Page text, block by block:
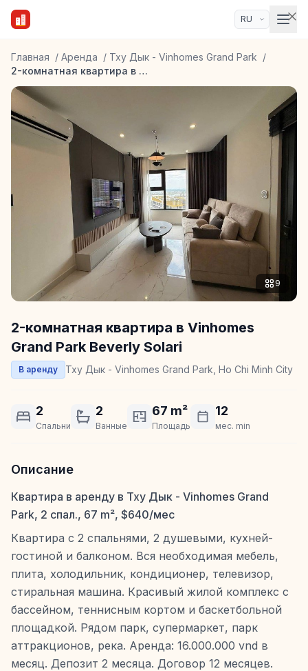
Главная / Аренда / Тху Дык - Vinhomes Grand Park /
2-комнатная квартира в Vinhomes Grand Park Beverly Solari
9
2-комнатная квартира в Vinhomes
Grand Park Beverly Solari
В аренду Тху Дык - Vinhomes Grand Park, Ho Chi Minh City
2
Спальни
2
Ванные
67 m²
Площадь
12
мес. min
Описание
Квартира в аренду в Тху Дык - Vinhomes Grand
Park, 2 спал., 67 m², $640/мес
Квартира с 2 спальнями, 2 душевыми, кухней-
гостиной и балконом. Вся необходимая мебель,
плита, холодильник, кондиционер, телевизор,
стиральная машина. Красивый жилой комплекс с
бассейном, теннисным кортом и баскетбольной
площадкой. Рядом парк, супермаркет, парк
аттракционов, река. Аренда: 16.000.000 vnd в
месяц. Депозит 2 месяца. Договор 12 месяцев.